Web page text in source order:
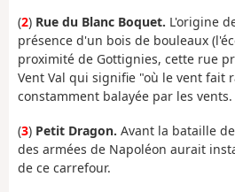
(2) Rue du Blanc Boquet. L'origine
présence d'un bois de bouleaux
proximité de Gottignies, cette rue
Vent Val qui signifie "où le vent fait
constamment balayée par les vents.
(3) Petit Dragon. Avant la bataille
des armées de Napoléon aurait
de ce carrefour.